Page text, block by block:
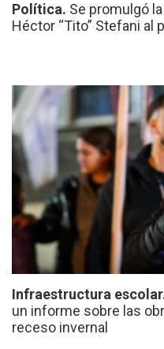
Política. Se promulgó
Héctor “Tito” Stefani al
Infraestructura
un informe sobre las
receso invernal